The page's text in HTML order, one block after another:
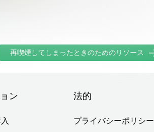
再喫煙してしまったときのためのリソース
ン 法的
プライバシーポリシー